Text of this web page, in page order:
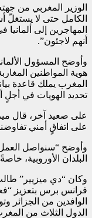
الوزير المغربي من
الكامل حتى لا يستغلّ
المهاجرين إلى
أنهم لاجئون”.
وأوضح المسؤول
هوية المواطنين
المغرب يملك قاعدة
تحديد الهويات في أجلٍ أقصاه
على صعيد آخر، قال
على اتفاقٍ أمني
وأوضح “سنواصل
البلدان الأوروبية، خاصةً
وكان “دي ميزيير”
فرانس برس بتعزيز
الوافدين من الجزائر
الدول الثلاث من